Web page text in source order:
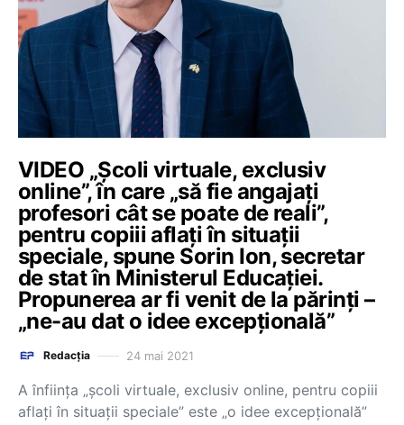
VIDEO „Școli virtuale, exclusiv
online”, în care „să fie angajați
profesori cât se poate de reali”,
pentru copiii aflați în situații
speciale, spune Sorin Ion, secretar
de stat în Ministerul Educației.
Propunerea ar fi venit de la părinți –
„ne-au dat o idee excepțională”
Redacția 24 mai 2021
A înființa „școli virtuale, exclusiv online, pentru copiii
aflați în situații speciale” este „o idee excepțională”